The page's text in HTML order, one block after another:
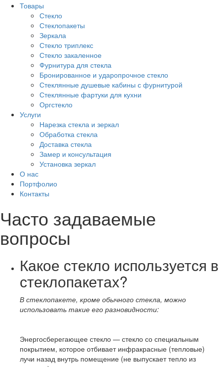
Товары
Стекло
Стеклопакеты
Зеркала
Стекло триплекс
Стекло закаленное
Фурнитура для стекла
Бронированное и ударопрочное стекло
Стеклянные душевые кабины с фурнитурой
Стеклянные фартуки для кухни
Оргстекло
Услуги
Нарезка стекла и зеркал
Обработка стекла
Доставка стекла
Замер и консультация
Установка зеркал
О нас
Портфолио
Контакты
Часто задаваемые
вопросы
Какое стекло используется в
стеклопакетах?
В стеклопакете, кроме обычного стекла, можно
использовать такие его разновидности:
Энергосберегающее стекло — стекло со специальным
покрытием, которое отбивает инфракрасные (тепловые)
лучи назад внутрь помещение (не выпускает тепло из